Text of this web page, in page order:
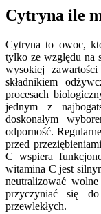
Cytryna ile
Cytryna to owoc,
tylko ze względu na
wysokiej
składnikiem
procesach
jednym z
doskonałym
odporność.
przed
C wspiera
witamina C jest
neutralizować
przyczyniać się
przewlekłych.